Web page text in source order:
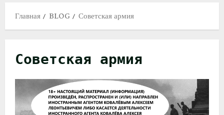
Главная BLOG Советская армия
Советская армия